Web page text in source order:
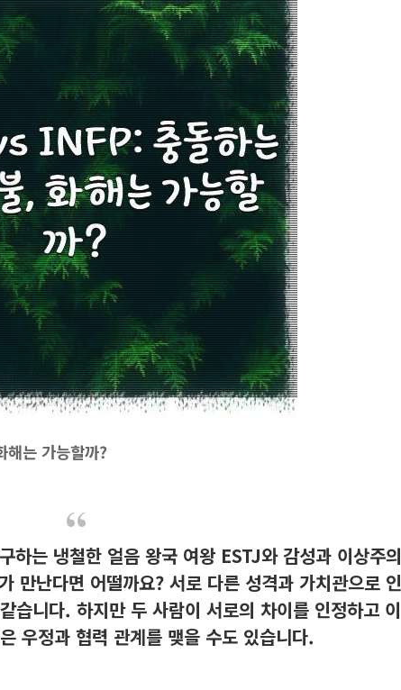
는 가능할까?
하는 냉철한 얼음 왕국 여왕 ESTJ와 감성과 이상주의
만난다면 어떨까요? 서로 다른 성격과 가치관으로 인
습니다. 하지만 두 사람이 서로의 차이를 인정하고 이
우정과 협력 관계를 맺을 수도 있습니다.